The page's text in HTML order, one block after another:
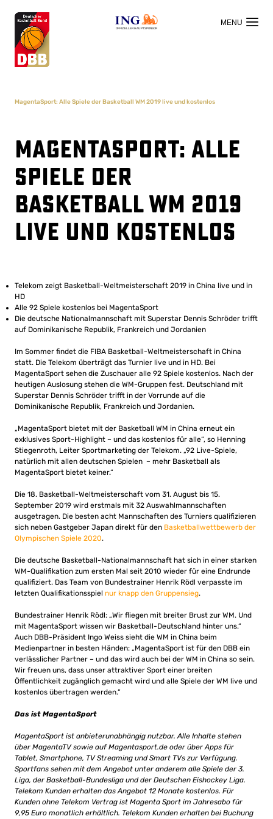
OFFIZIELLER HAUPTSPONSOR
MagentaSport: Alle Spiele der Basketball WM 2019 live und kostenlos
MagentaSport: Alle
Spiele der
Basketball WM 2019
live und kostenlos
Telekom zeigt Basketball-Weltmeisterschaft 2019 in China live und in
HD
Alle 92 Spiele kostenlos bei MagentaSport
Die deutsche Nationalmannschaft mit Superstar Dennis Schröder trifft
auf Dominikanische Republik, Frankreich und Jordanien
Im Sommer findet die FIBA Basketball-Weltmeisterschaft in China
statt. Die Telekom überträgt das Turnier live und in HD. Bei
MagentaSport sehen die Zuschauer alle 92 Spiele kostenlos. Nach der
heutigen Auslosung stehen die WM-Gruppen fest. Deutschland mit
Superstar Dennis Schröder trifft in der Vorrunde auf die
Dominikanische Republik, Frankreich und Jordanien.
„MagentaSport bietet mit der Basketball WM in China erneut ein
exklusives Sport-Highlight – und das kostenlos für alle“, so Henning
Stiegenroth, Leiter Sportmarketing der Telekom. „92 Live-Spiele,
natürlich mit allen deutschen Spielen – mehr Basketball als
MagentaSport bietet keiner.“
Die 18. Basketball-Weltmeisterschaft vom 31. August bis 15.
September 2019 wird erstmals mit 32 Auswahlmannschaften
ausgetragen. Die besten acht Mannschaften des Turniers qualifizieren
sich neben Gastgeber Japan direkt für den Basketballwettbewerb der
Olympischen Spiele 2020.
Die deutsche Basketball-Nationalmannschaft hat sich in einer starken
WM-Qualifikation zum ersten Mal seit 2010 wieder für eine Endrunde
qualifiziert. Das Team von Bundestrainer Henrik Rödl verpasste im
letzten Qualifikationsspiel nur knapp den Gruppensieg.
Bundestrainer Henrik Rödl: „Wir fliegen mit breiter Brust zur WM. Und
mit MagentaSport wissen wir Basketball-Deutschland hinter uns.“
Auch DBB-Präsident Ingo Weiss sieht die WM in China beim
Medienpartner in besten Händen: „MagentaSport ist für den DBB ein
verlässlicher Partner – und das wird auch bei der WM in China so sein.
Wir freuen uns, dass unser attraktiver Sport einer breiten
Öffentlichkeit zugänglich gemacht wird und alle Spiele der WM live und
kostenlos übertragen werden.“
Das ist MagentaSport
MagentaSport ist anbieterunabhängig nutzbar. Alle Inhalte stehen
über MagentaTV sowie auf Magentasport.de oder über Apps für
Tablet, Smartphone, TV Streaming und Smart TVs zur Verfügung.
Sportfans sehen mit dem Angebot unter anderem alle Spiele der 3.
Liga, der Basketball-Bundesliga und der Deutschen Eishockey Liga.
Telekom Kunden erhalten das Angebot 12 Monate kostenlos. Für
Kunden ohne Telekom Vertrag ist Magenta Sport im Jahresabo für
9,95 Euro monatlich erhältlich. Telekom Kunden erhalten bei Buchung